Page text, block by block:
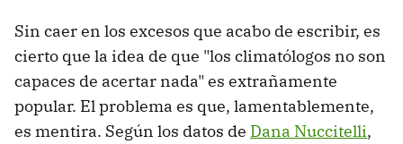
Sin caer en los excesos que acabo de escribir, es
cierto que la idea de que "los climatólogos no son
capaces de acertar nada" es extrañamente
popular. El problema es que, lamentablemente,
es mentira. Según los datos de Dana Nuccitelli,